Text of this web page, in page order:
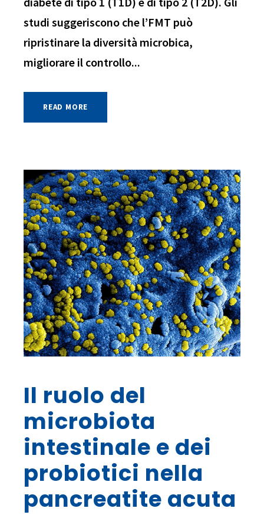
studi suggeriscono che l’FMT può
ripristinare la diversità microbica,
migliorare il controllo...
READ MORE
Il ruolo del
microbiota
intestinale e dei
probiotici nella
pancreatite acuta